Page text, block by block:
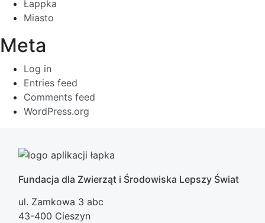
Łappka
Miasto
Meta
Log in
Entries feed
Comments feed
WordPress.org
Fundacja dla Zwierząt i Środowiska Lepszy Świat
ul. Zamkowa 3 abc
43-400 Cieszyn